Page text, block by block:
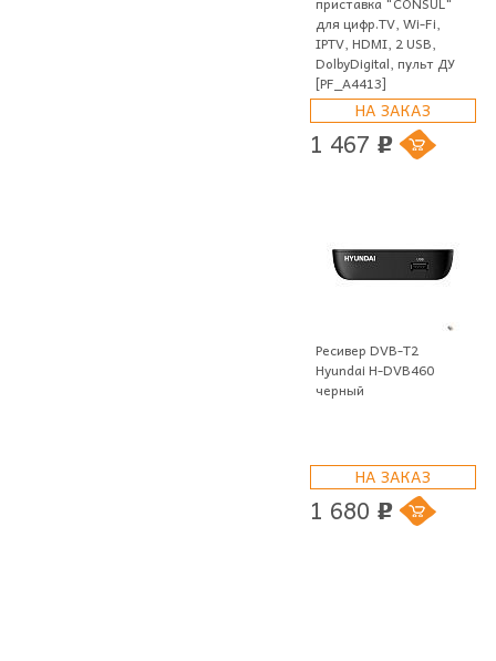
для цифр.TV, Wi-Fi,
IPTV, HDMI, 2 USB,
DolbyDigital, пульт ДУ
[PF_A4413]
НА ЗАКАЗ
1 467 p
Ресивер DVB-T2
Hyundai H-DVB460
черный
НА ЗАКАЗ
1 680 p